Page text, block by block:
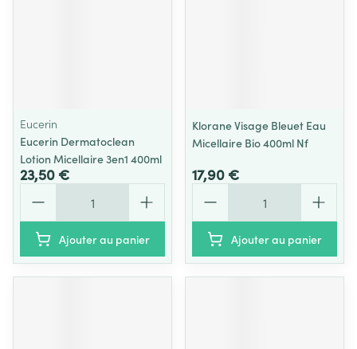
Eucerin
Eucerin Dermatoclean
Lotion Micellaire 3en1 400ml
23,50 €
Ajouter au panier
Klorane Visage Bleuet Eau
Micellaire Bio 400ml Nf
17,90 €
Ajouter au panier